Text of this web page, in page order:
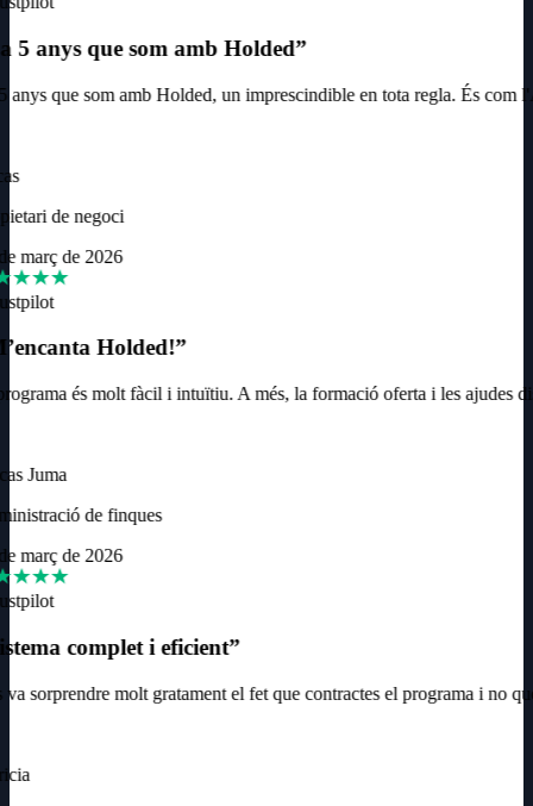
5 anys que som amb Holded”
anys que som amb Holded, un imprescindible en tota regla. És com
de negoci
març de 2026
Holded!”
és molt fàcil i intuïtiu. A més, la formació oferta i les ajudes
Juma
de finques
març de 2026
complet i eficient”
sorprendre molt gratament el fet que contractes el programa i no